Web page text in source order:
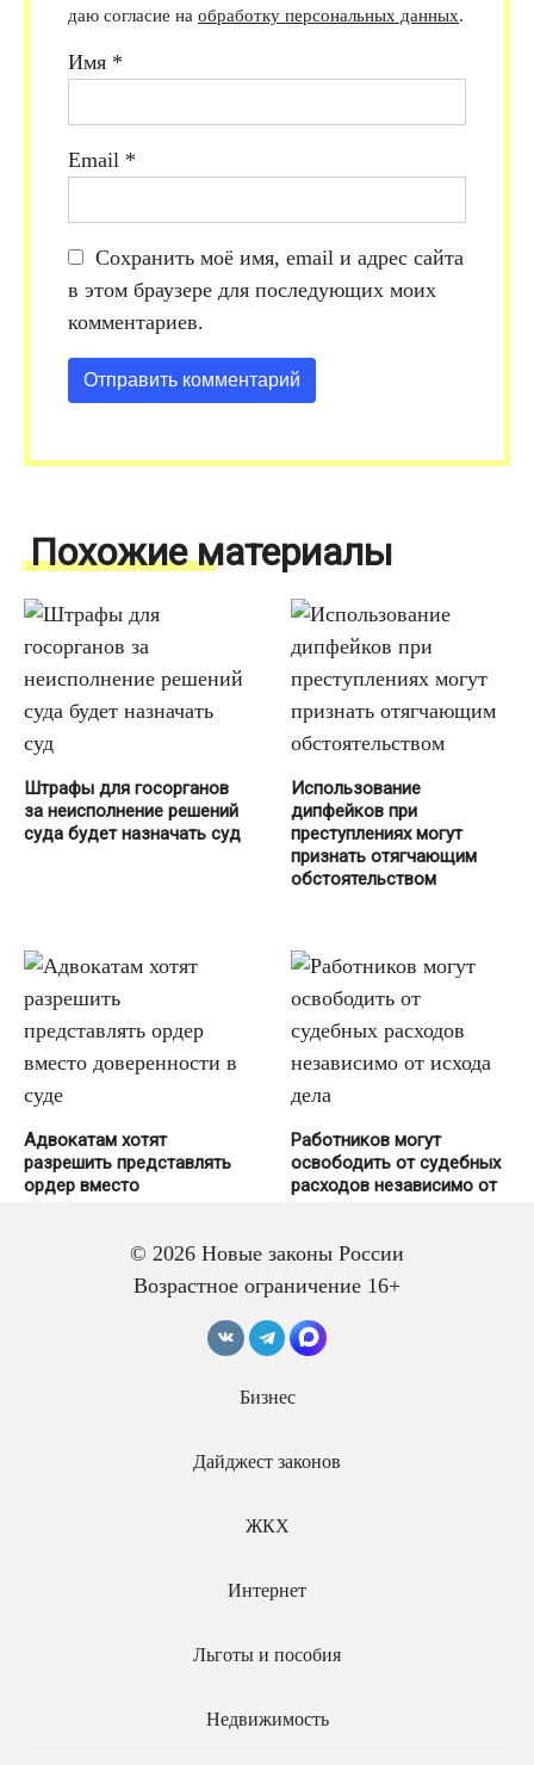
даю согласие на обработку персональных данных.
Имя *
Email *
Сохранить моё имя, email и адрес сайта
в этом браузере для последующих моих
комментариев.
Похожие материалы
Штрафы для госорганов
за неисполнение решений
суда будет назначать суд
Использование
дипфейков при
преступлениях могут
признать отягчающим
обстоятельством
Адвокатам хотят
разрешить представлять
ордер вместо
Работников могут
освободить от судебных
расходов независимо от
В аппараты судов смогут
апелляции и кассации
© 2026 Новые законы России
Возрастное ограничение 16+
Бизнес
Дайджест законов
ЖКХ
Интернет
Льготы и пособия
Недвижимость